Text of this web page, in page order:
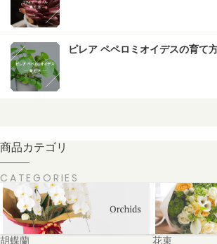
ピレア ペペロミオイデスの育て
商品カテゴリ
CATEGORIES
胡蝶蘭 花束